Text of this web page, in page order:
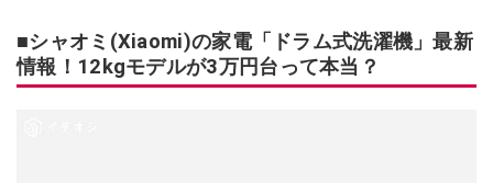
■シャオミ(Xiaomi)の家電「ドラム式洗濯機」最新
情報！12kgモデルが3万円台って本当？